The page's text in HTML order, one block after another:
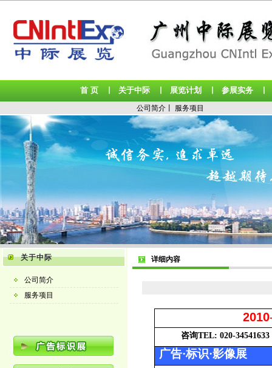
首 页 关于中际丨 展览计划 参展实务
公司简介 服务项目
关于中际
公司简介
服务项目
详细内容
2010
咨询TEL: 020-34541633
广告·标识·影像展